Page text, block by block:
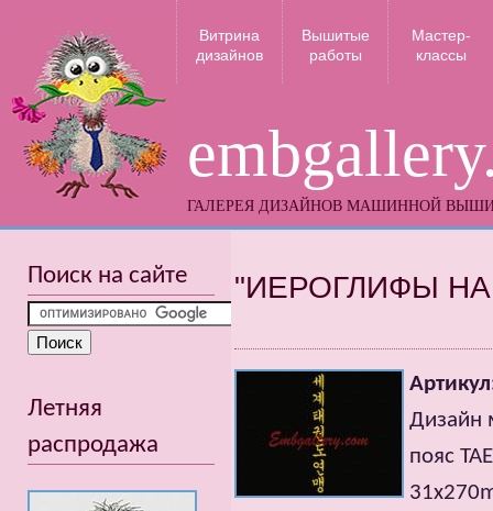
ГАЛЕРЕЯ ДИЗАЙНОВ МАШИННОЙ
Витрина
дизайнов
Вышитые
работы
Мастер-
классы
"ИЕРОГЛИФЫ НА
Дизайн
пояс
Поиск на сайте
Летняя
распродажа